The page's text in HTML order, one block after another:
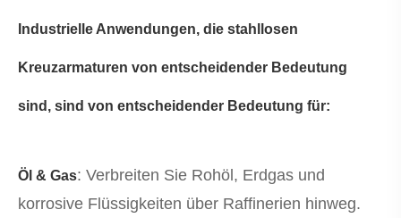
Industrielle Anwendungen, die stahllosen
Kreuzarmaturen von entscheidender Bedeutung
sind, sind von entscheidender Bedeutung für:
Öl & Gas: Verbreiten Sie Rohöl, Erdgas und
korrosive Flüssigkeiten über Raffinerien hinweg.